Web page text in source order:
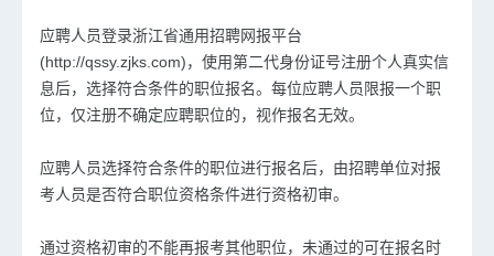
应聘人员登录浙江省通用招聘网报平台
(http://qssy.zjks.com)，使用第二代身份证号注册个人真实信
息后，选择符合条件的职位报名。每位应聘人员限报一个职
位，仅注册不确定应聘职位的，视作报名无效。
应聘人员选择符合条件的职位进行报名后，由招聘单位对报
考人员是否符合职位资格条件进行资格初审。
通过资格初审的不能再报考其他职位，未通过的可在报名时